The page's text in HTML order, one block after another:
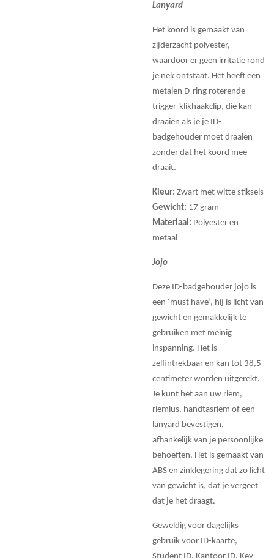
Lanyard
Het koord is gemaakt van
zijderzacht polyester,
waardoor er geen irritatie rond
je nek ontstaat. Het heeft een
metalen D-ring roterende
trigger-klikhaakclip, die kan
draaien als je je ID-
badgehouder moet draaien
zonder dat het koord mee
draait.
Kleur: Zwart met witte stiksels
Gewicht: 17 gram
Materiaal: Polyester en
metaal
Jojo
Deze ID-badgehouder jojo is
een ‘must have’, hij is licht van
gewicht en gemakkelijk te
gebruiken met meinig
inspanning. Het is
zelfintrekbaar en kan tot 38,5
centimeter worden uitgerekt.
Je kunt het aan uw riem,
riemlus, handtasriem of een
lanyard bevestigen,
afhankelijk van je persoonlijke
behoeften. Het is gemaakt van
ABS en zinklegering dat zo licht
van gewicht is, dat je vergeet
dat je het draagt.
Geweldig voor dagelijks
gebruik voor ID-kaarte,